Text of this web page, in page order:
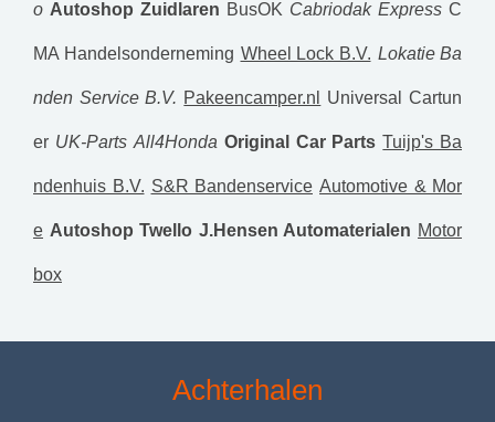
o Autoshop Zuidlaren BusOK Cabriodak Express C
MA Handelsonderneming Wheel Lock B.V. Lokatie Ba
nden Service B.V. Pakeencamper.nl Universal Cartun
er UK-Parts All4Honda Original Car Parts Tuijp's Ba
ndenhuis B.V. S&R Bandenservice Automotive & Mor
e Autoshop Twello J.Hensen Automaterialen Motor
box
Achterhalen